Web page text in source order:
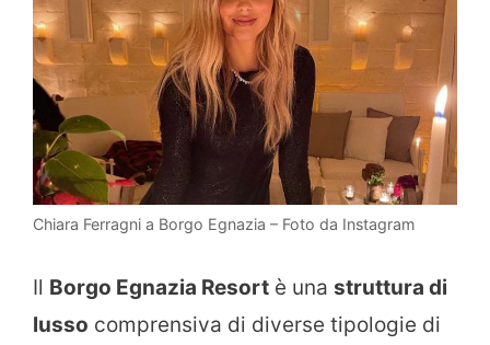
Chiara Ferragni a Borgo Egnazia – Foto da Instagram
Il Borgo Egnazia Resort è una struttura di
lusso comprensiva di diverse tipologie di